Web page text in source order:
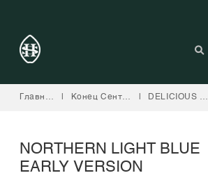
Главная Конец Сентября | DELICIOUS SEEDS
NORTHERN LIGHT BLUE
EARLY VERSION